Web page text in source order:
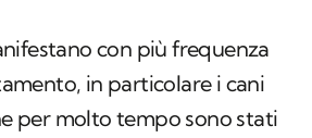
con più frequenza
in particolare i cani
per molto tempo sono stati